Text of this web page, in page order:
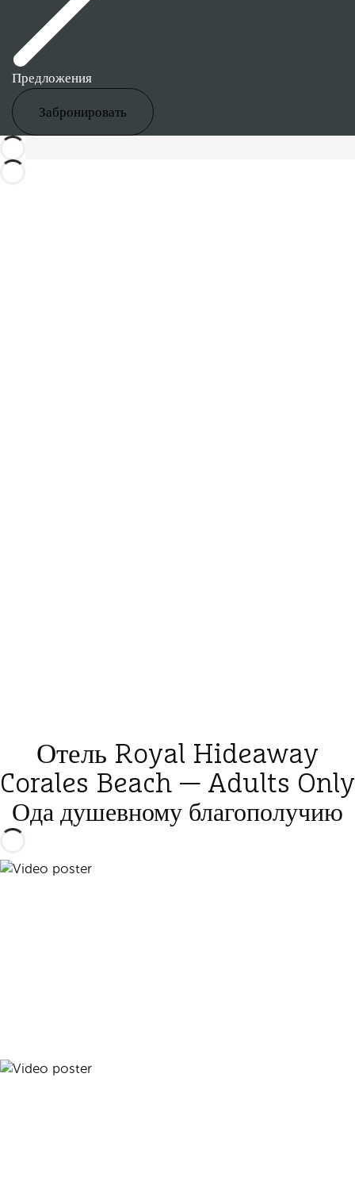
Предложения
Забронировать
Отель Royal Hideaway
Corales Beach — Adults Only
Ода душевному благополучию